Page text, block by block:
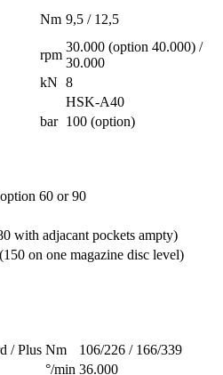
Nm 9,5 / 12,5
rpm
30.000 (option 40.000) /
30.000
kN 8
HSK-A40
bar 100 (option)
60 or 90
with adjacant pockets ampty)
on one magazine disc level)
/ Plus Nm
106/226 / 166/339
°/min 36.000